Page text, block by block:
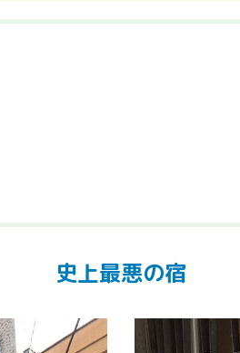
史上最悪の宿